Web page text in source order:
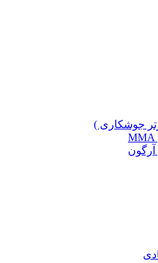
جوشکاری )